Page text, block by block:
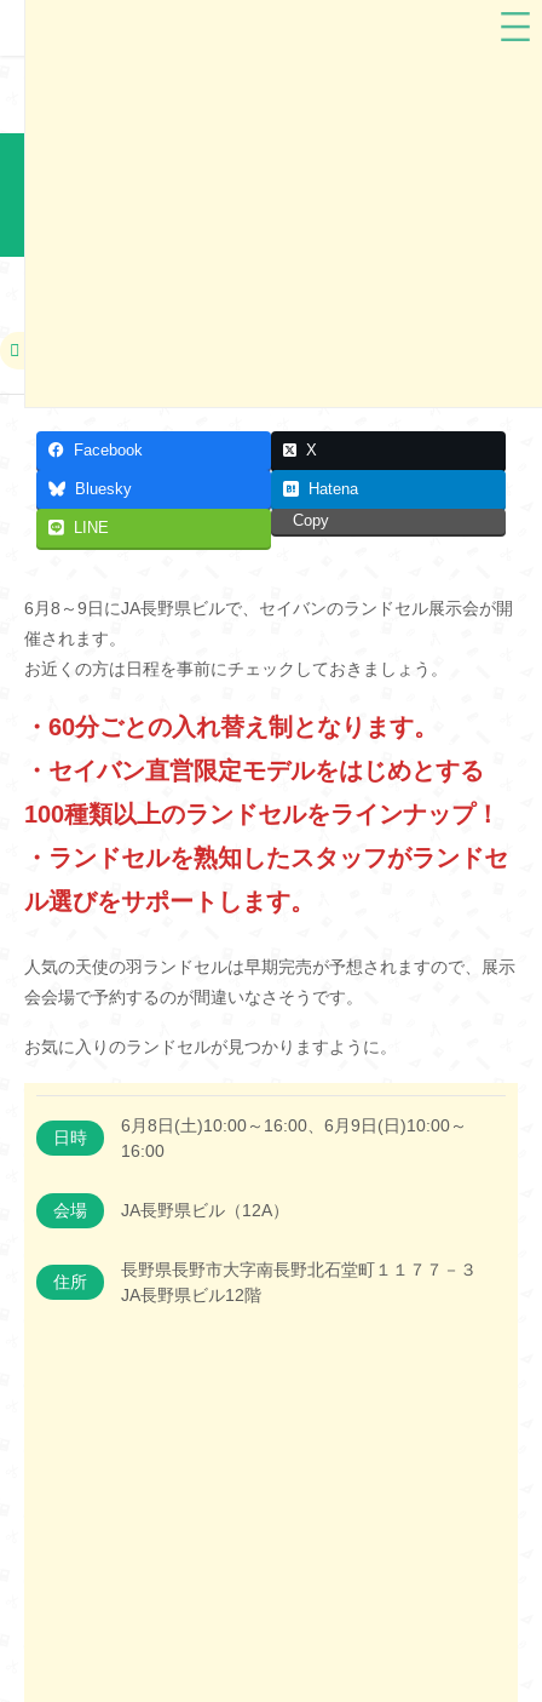
Facebook X
Bluesky Hatena
LINE Copy
6月8～9日にJA長野県ビルで、セイバンのランドセル展示会が開
催されます。
お近くの方は日程を事前にチェックしておきましょう。
・60分ごとの入れ替え制となります。
・セイバン直営限定モデルをはじめとする
100種類以上のランドセルをラインナップ！
・ランドセルを熟知したスタッフがランドセ
ル選びをサポートします。
人気の天使の羽ランドセルは早期完売が予想されますので、展示
会会場で予約するのが間違いなさそうです。
お気に入りのランドセルが見つかりますように。
日時
6月8日(土)10:00～16:00、6月9日(日)10:00～
16:00
会場 JA長野県ビル（12A）
住所
長野県長野市大字南長野北石堂町１１７７－３
JA長野県ビル12階